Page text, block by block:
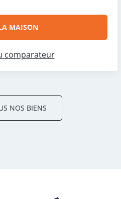
MAISON
comparateur
NOS BIENS